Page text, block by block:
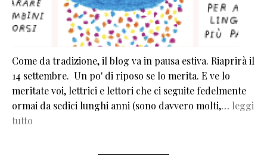
Come da tradizione, il blog va in pausa estiva. Riaprirà il
14 settembre. Un po' di riposo se lo merita. E ve lo
meritate voi, lettrici e lettori che ci seguite fedelmente
ormai da sedici lunghi anni (sono davvero molti,… leggi
tutto